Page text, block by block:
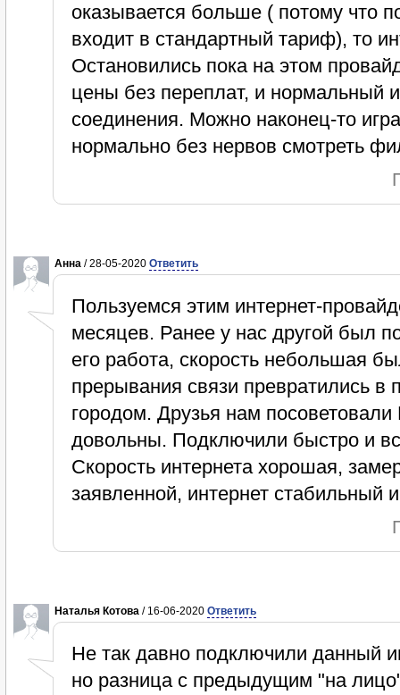
оказывается больше ( потому что
входит в стандартный тариф), то
Остановились пока на этом
цены без переплат, и нормальный
соединения. Можно наконец-то
нормально без нервов смотреть
Анна / 28-05-2020 Ответить
Пользуемся этим интернет-
месяцев. Ранее у нас другой был
его работа, скорость небольшая
прерывания связи превратились
городом. Друзья нам
довольны. Подключили быстро и
Скорость интернета хорошая,
заявленной, интернет стабильный
Наталья Котова / 16-06-2020 Ответить
Не так давно подключили данный
но разница с предыдущим "на